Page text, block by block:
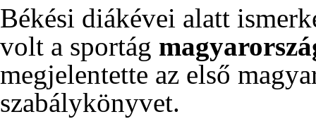
Békési diákévei alatt
volt a sportág
megjelentette az első
szabálykönyvet.